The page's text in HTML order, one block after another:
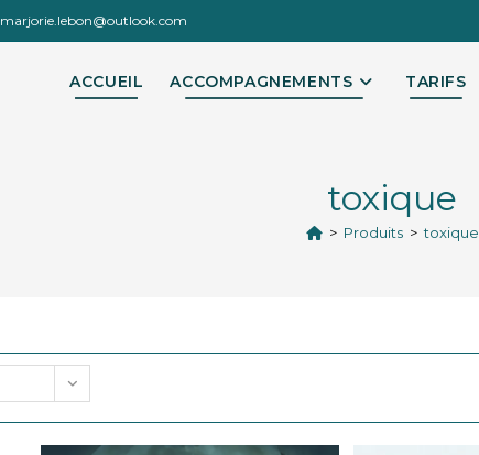
marjorie.lebon@outlook.com
ACCUEIL ACCOMPAGNEMENTS TARIFS
toxique
> Produits > toxique